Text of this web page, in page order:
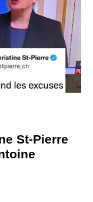
St-Pierre